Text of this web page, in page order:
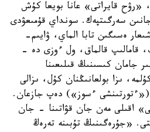
قايراتى» عانا بويعا كۇش
سەرگىتپەك. سونداي قۇمىعۋدى
ەسىگىن تابا الماي، ۋايىم-
قامالىپ قالماق، ول ءوزى دە -
جامان كىسىنىڭ قىلىعىنا
ىزا بولعانىڭنان كۇل، ىزالى
ءسوز») دەپ جازعان.
اقىلى مەن جان قۋاتىنا - جان
«جۇرەگىنىڭ تۇبىنە تەرەڭ